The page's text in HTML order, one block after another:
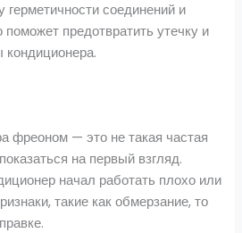
герметичности соединений и
предотвратить утечку и
фреоном — это не такая частая
на первый взгляд.
начал работать плохо или
такие как обмерзание, то